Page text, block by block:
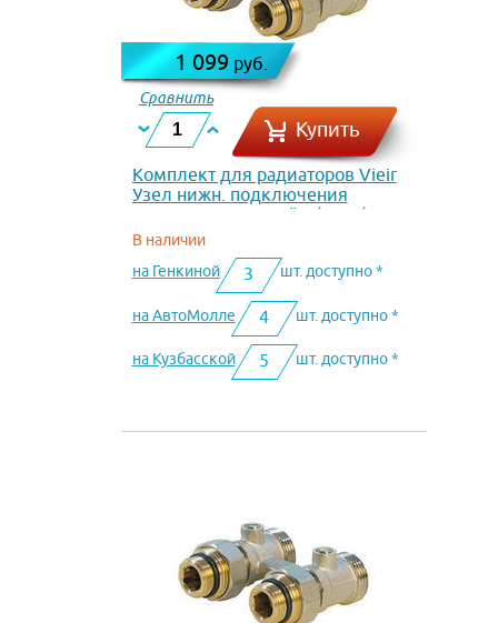
1 099 руб.
Сравнить
Купить
Комплект для радиаторов Vieir
Узел нижн. подключения
радиаторов прямой 1/2 х 3/4
VR308
В наличии
на Генкиной
3 шт. доступно *
на АвтоМолле 4 шт. доступно *
на Кузбасской 5 шт. доступно *